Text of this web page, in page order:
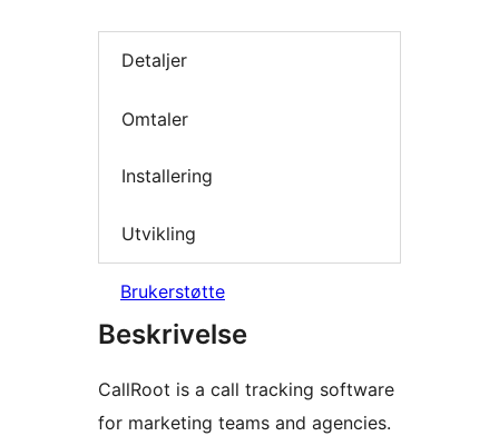
Detaljer
Omtaler
Installering
Utvikling
Brukerstøtte
Beskrivelse
CallRoot is a call tracking software
for marketing teams and agencies.